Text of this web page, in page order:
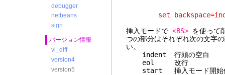
debugger
netbeans
sign
バージョン情報
vi_diff
version4
version5
set
挿入モードで <BS> を使って
つの部分はそれぞれ次の文字
い。
indent 行頭の空白
eol 改行
start 挿入モード開始位